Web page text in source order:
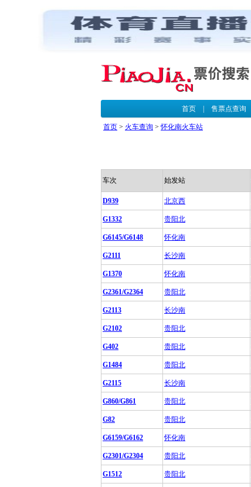
首页| 售票点查询
首页 > 火车查询 >怀化南火车站
车次 始发站
D939 北京西
G1332 贵阳北
G6145/G6148 怀化南
G2111 长沙南
G1370 怀化南
G2361/G2364 贵阳北
G2113 长沙南
G2102 贵阳北
G402 贵阳北
G1484 贵阳北
G2115 长沙南
G860/G861 贵阳北
G82 贵阳北
G6159/G6162 怀化南
G2301/G2304 贵阳北
G1512 贵阳北